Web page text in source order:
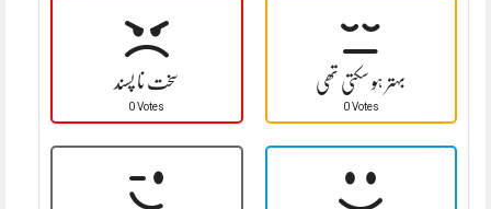
سخت نا پسند
0 Votes
بہتر ہو سکتی تھی
0 Votes